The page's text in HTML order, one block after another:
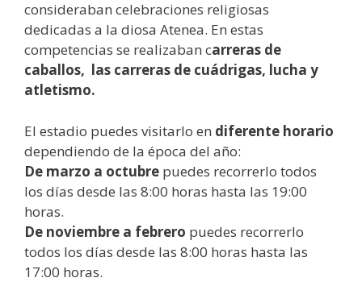
consideraban celebraciones religiosas
dedicadas a la diosa Atenea. En estas
competencias se realizaban carreras de
caballos, las carreras de cuádrigas, lucha y
atletismo.
El estadio puedes visitarlo en diferente horario
dependiendo de la época del año:
De marzo a octubre puedes recorrerlo todos
los días desde las 8:00 horas hasta las 19:00
horas.
De noviembre a febrero puedes recorrerlo
todos los días desde las 8:00 horas hasta las
17:00 horas.